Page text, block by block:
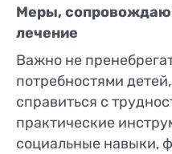
Меры,
лечение
Важно не
потребностями
справиться с
практические
социальные навыки,